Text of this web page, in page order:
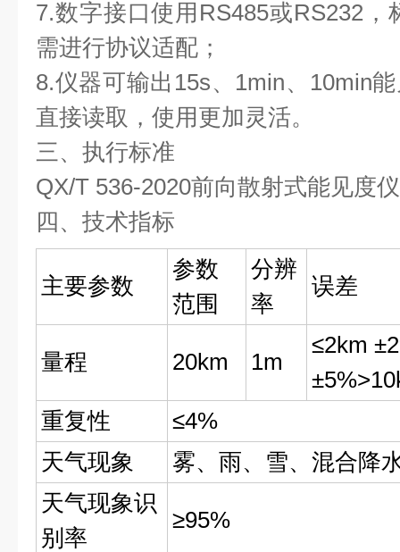
7.数字接口使用RS485或RS232，
需进行协议适配；
8.仪器可输出15s、1min、10min
直接读取，使用更加灵活。
三、执行标准
QX/T 536-2020前向散射式能见度
四、技术指标
主要参数
参数
范围
分辨
率
误差
量程 20km 1m
≤2km
重复性
≤4%
天气现象
雾、雨、雪、混合降
天气现象识
别率
≥95%